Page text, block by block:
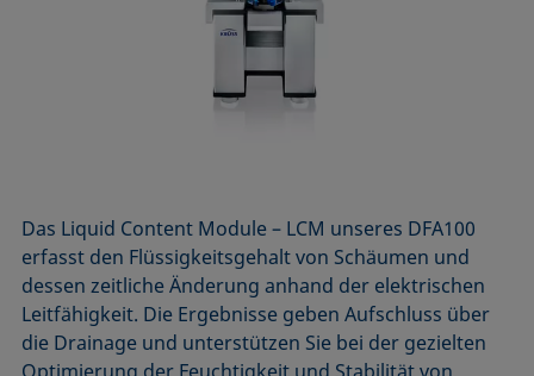
Das Liquid Content Module – LCM unseres DFA100
erfasst den Flüssigkeitsgehalt von Schäumen und
dessen zeitliche Änderung anhand der elektrischen
Leitfähigkeit. Die Ergebnisse geben Aufschluss über
die Drainage und unterstützen Sie bei der gezielten